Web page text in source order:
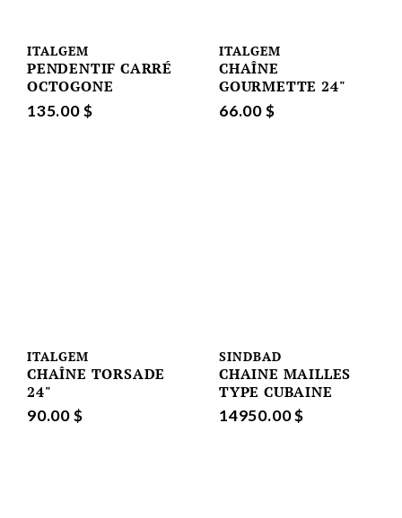
ITALGEM
PENDENTIF CARRÉ
OCTOGONE
135.00 $
ITALGEM
CHAÎNE
GOURMETTE 24"
66.00 $
ITALGEM
CHAÎNE TORSADE
24"
90.00 $
SINDBAD
CHAINE MAILLES
TYPE CUBAINE
14950.00 $